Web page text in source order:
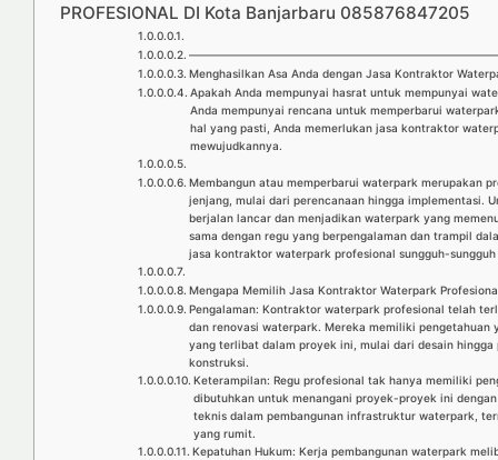
PROFESIONAL DI Kota Banjarbaru 085876847205
Menghasilkan Asa Anda dengan Jasa Kontraktor
Apakah Anda mempunyai hasrat untuk mempunyai
Anda mempunyai rencana untuk memperbarui
hal yang pasti, Anda memerlukan jasa kontraktor
mewujudkannya.
Membangun atau memperbarui waterpark merupakan
jenjang, mulai dari perencanaan hingga implementasi.
berjalan lancar dan menjadikan waterpark yang
sama dengan regu yang berpengalaman dan trampil
jasa kontraktor waterpark profesional sungguh-
Mengapa Memilih Jasa Kontraktor Waterpark
Pengalaman: Kontraktor waterpark profesional telah
dan renovasi waterpark. Mereka memiliki pengetahuan
yang terlibat dalam proyek ini, mulai dari desain
konstruksi.
Keterampilan: Regu profesional tak hanya memiliki
dibutuhkan untuk menangani proyek-proyek ini
teknis dalam pembangunan infrastruktur waterpark,
yang rumit.
Kepatuhan Hukum: Kerja pembangunan waterpark